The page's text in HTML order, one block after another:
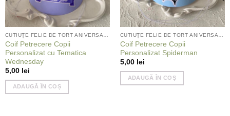
CUTIUȚE FELIE DE TORT ANIVERSARE
Coif Petrecere Copii
Personalizat cu Tematica
Wednesday
5,00 lei
ADAUGĂ ÎN COȘ
CUTIUȚE FELIE DE TORT ANIVERSARE
Coif Petrecere Copii
Personalizat Spiderman
5,00 lei
ADAUGĂ ÎN COȘ